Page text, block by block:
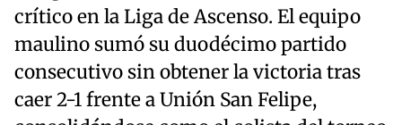
crítico en la Liga de Ascenso. El equipo
maulino sumó su duodécimo partido
consecutivo sin obtener la victoria tras
caer 2-1 frente a Unión San Felipe,